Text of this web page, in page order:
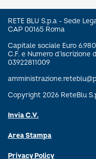
RETE BLU S.p.a - Sede
CAP 00165 Roma
Capitale sociale Euro
C.F. e Numero
03922811009
Copyright 2026 ReteBlu
Invia C.V.
Area Stampa
Privacy Policy